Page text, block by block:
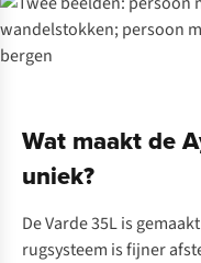
Wat maakt de
uniek?
De Varde 35L is gemaakt
rugsysteem is fijner